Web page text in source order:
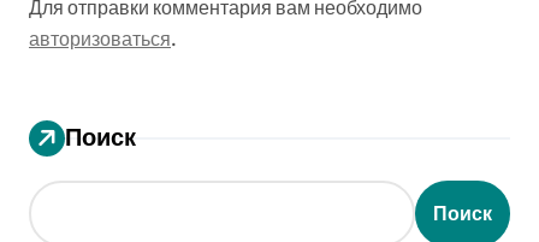
Для отправки комментария вам необходимо
авторизоваться.
Поиск
Поиск